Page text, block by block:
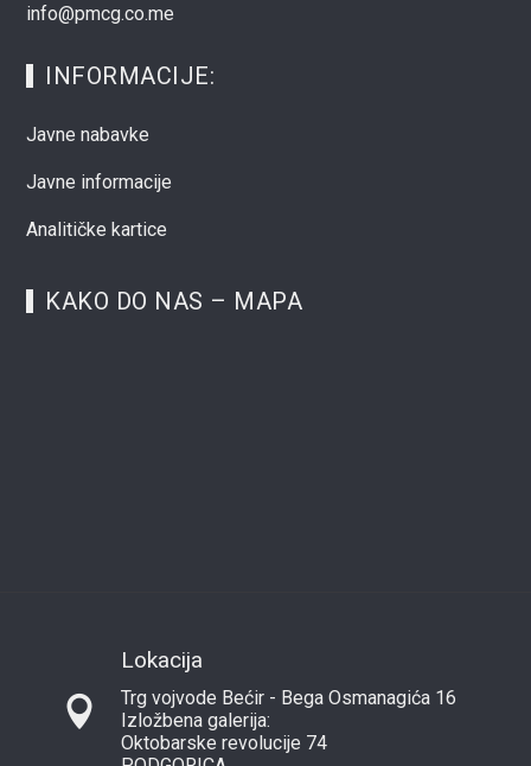
info@pmcg.co.me
INFORMACIJE:
Javne nabavke
Javne informacije
Analitičke kartice
KAKO DO NAS – MAPA
Lokacija
Trg vojvode Bećir - Bega Osmanagića 16
Izložbena galerija:
Oktobarske revolucije 74